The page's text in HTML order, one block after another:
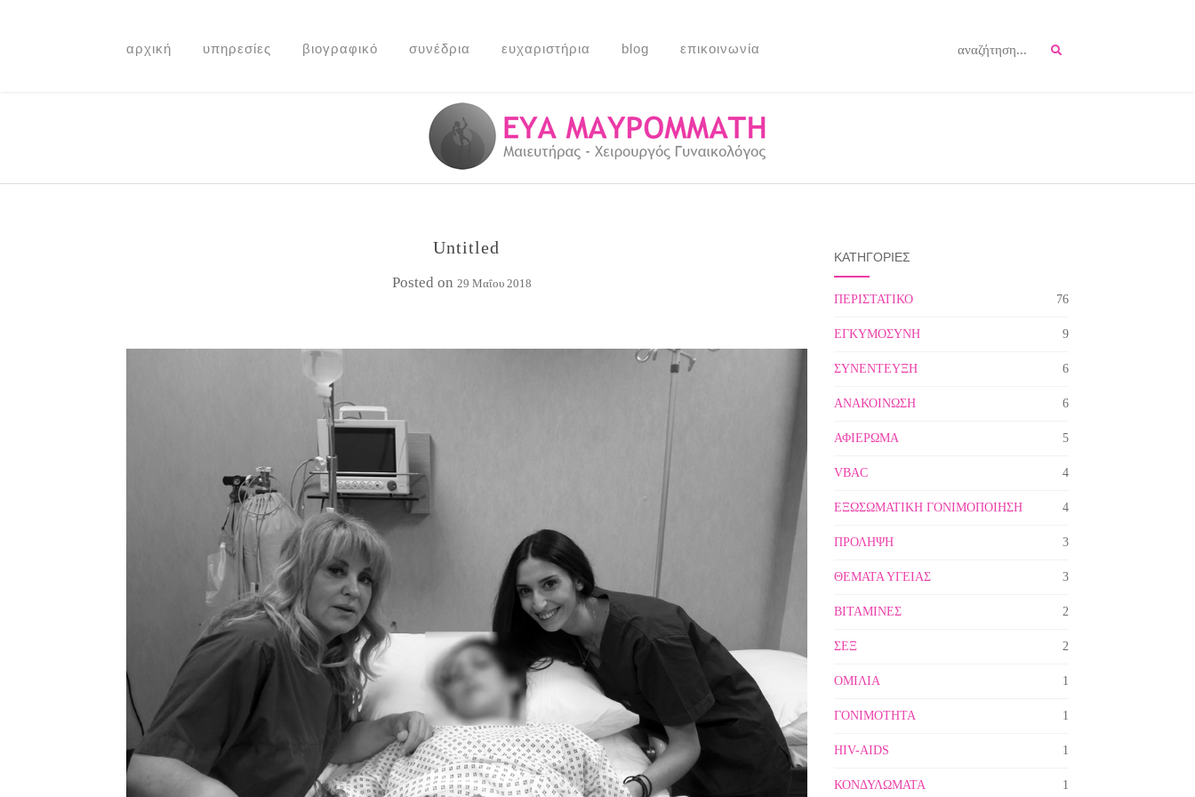
αρχική υπηρεσίες βιογραφικό συνέδρια ευχαριστήρια blog επικοινωνία
Untitled
Posted on29 Μαΐου 2018
ΚΑΤΗΓΟΡΙΕΣ
ΠΕΡΙΣΤΑΤΙΚΟ 76
ΕΓΚΥΜΟΣΥΝΗ 9
ΣΥΝΕΝΤΕΥΞΗ 6
ΑΝΑΚΟΙΝΩΣΗ 6
ΑΦΙΕΡΩΜΑ 5
VBAC 4
ΕΞΩΣΩΜΑΤΙΚΗ ΓΟΝΙΜΟΠΟΙΗΣΗ 4
ΠΡΟΛΗΨΗ 3
ΘΕΜΑΤΑ ΥΓΕΙΑΣ 3
ΒΙΤΑΜΙΝΕΣ 2
ΣΕΞ 2
ΟΜΙΛΙΑ 1
ΓΟΝΙΜΟΤΗΤΑ 1
HIV-AIDS 1
ΚΟΝΔΥΛΩΜΑΤΑ 1